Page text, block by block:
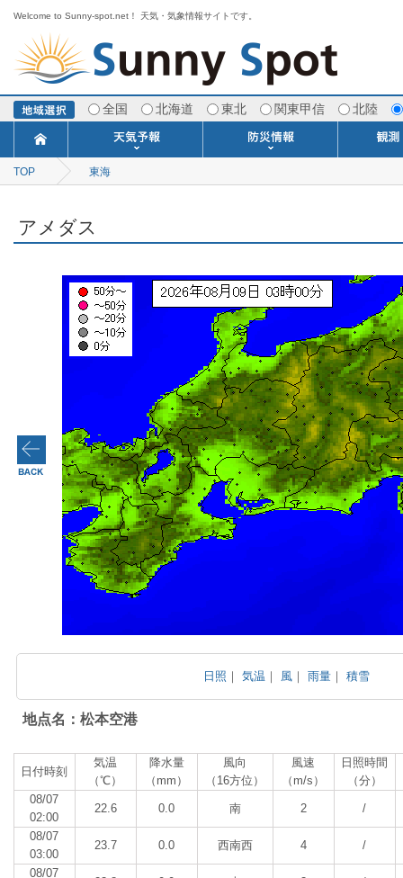
Welcome to Sunny-spot.net！ 天気・気象情報サイトです。
全国 北海道 東北 関東甲信 北陸
今日明日の天気
ポイント予報
週間天気予報
寒・暖候期予報
TOP 東海
アメダス
日照 ｜気温 ｜ 風 ｜雨量 ｜積雪
地点名：松本空港
日付時刻
気温
（℃）
降水量
（mm）
風向
（16方位）
風速
（m/s）
日照時間
（分）
08/07
02:00
22.6 0.0 南 2 /
08/07
03:00
23.7 0.0 西南西 4 /
08/07